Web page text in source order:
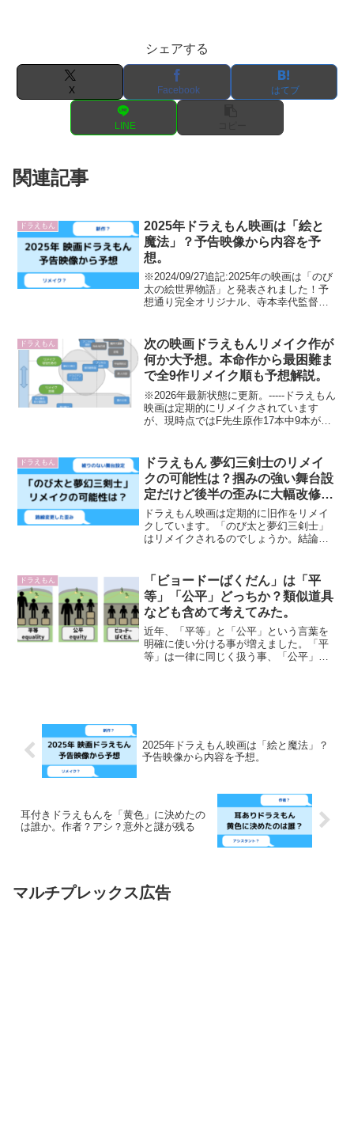
シェアする
X Facebook はてブ
LINE
関連記事
ドラえもん
2025年ドラえもん映画は「絵と
魔法」？予告映像から内容を予
想。
※2024/09/27追記:2025年の映画は「のび
太の絵世界物語」と発表されました！予
想通り完全オリジナル、寺本幸代監督で
楽」エンドロール後に来年の予告映像
が...
ドラえもん
次の映画ドラえもんリメイク作が
何か大予想。本命作から最困難ま
で全9作リメイク順も予想解説。
※2026年最新状態に更新。-----ドラえもん
映画は定期的にリメイクされています
が、現時点ではF先生原作17本中9本がま
からわかっている事と個人的な考察から
リメイク順...
ドラえもん
ドラえもん 夢幻三剣士のリメイ
クの可能性は？掴みの強い舞台設
定だけど後半の歪みに大幅改修が
必要そう。
ドラえもん映画は定期的に旧作をリメイ
クしています。「のび太と夢幻三剣士」
はリメイクされるのでしょうか。結論か
要素もあるけど弱点も多い作品で、それ
ぞれ説明していきます。(...
ドラえもん
「ビョードーばくだん」は「平
等」「公平」どっちか？類似道具
なども含めて考えてみた。
近年、「平等」と「公平」という言葉を
明確に使い分ける事が増えました。「平
等」は一律に同じく扱う事、「公平」は
2025年ドラえもん映画は「絵と魔法」？
予告映像から内容を予想。
耳付きドラえもんを「黄色」に決めたの
は誰か。作者？アシ？意外と謎が残る
マルチプレックス広告